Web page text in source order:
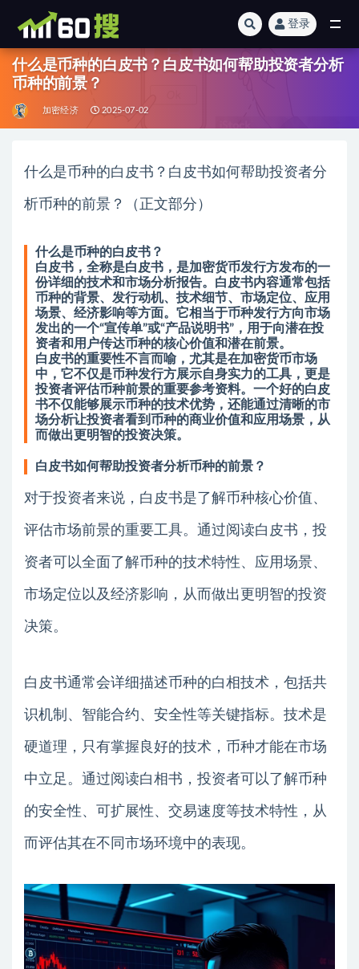
登录
什么是币种的白皮书？白皮书如何帮助投资者分析
币种的前景？
加密经济 2025-07-02
什么是币种的白皮书？白皮书如何帮助投资者分
析币种的前景？（正文部分）
什么是币种的白皮书？
白皮书，全称是白皮书，是加密货币发行方发布的一
份详细的技术和市场分析报告。白皮书内容通常包括
币种的背景、发行动机、技术细节、市场定位、应用
场景、经济影响等方面。它相当于币种发行方向市场
发出的一个“宣传单”或“产品说明书”，用于向潜在投
资者和用户传达币种的核心价值和潜在前景。
白皮书的重要性不言而喻，尤其是在加密货币市场
中，它不仅是币种发行方展示自身实力的工具，更是
投资者评估币种前景的重要参考资料。一个好的白皮
书不仅能够展示币种的技术优势，还能通过清晰的市
场分析让投资者看到币种的商业价值和应用场景，从
而做出更明智的投资决策。
白皮书如何帮助投资者分析币种的前景？
对于投资者来说，白皮书是了解币种核心价值、
评估市场前景的重要工具。通过阅读白皮书，投
资者可以全面了解币种的技术特性、应用场景、
市场定位以及经济影响，从而做出更明智的投资
决策。
白皮书通常会详细描述币种的白相技术，包括共
识机制、智能合约、安全性等关键指标。技术是
硬道理，只有掌握良好的技术，币种才能在市场
中立足。通过阅读白相书，投资者可以了解币种
的安全性、可扩展性、交易速度等技术特性，从
而评估其在不同市场环境中的表现。